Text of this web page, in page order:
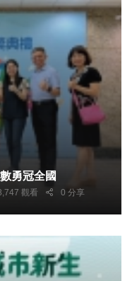
勇冠全國
觀看 0 分享